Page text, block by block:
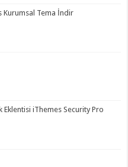
Kurumsal Tema İndir
Eklentisi iThemes Security Pro